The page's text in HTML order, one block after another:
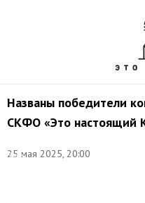
Названы победители
СКФО «Это настоящий
25 мая 2025, 20:00
Эрик